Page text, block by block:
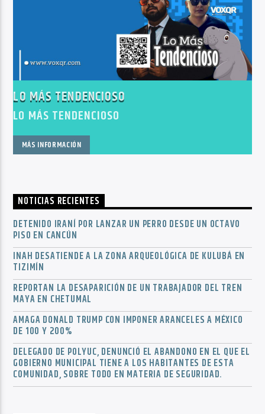
LO MÁS TENDENCIOSO
LO MÁS TENDENCIOSO
MÁS INFORMACIÓN
NOTICIAS RECIENTES
DETENIDO IRANÍ POR LANZAR UN PERRO DESDE UN OCTAVO
PISO EN CANCÚN
INAH DESATIENDE A LA ZONA ARQUEOLÓGICA DE KULUBÁ EN
TIZIMÍN
REPORTAN LA DESAPARICIÓN DE UN TRABAJADOR DEL TREN
MAYA EN CHETUMAL
AMAGA DONALD TRUMP CON IMPONER ARANCELES A MÉXICO
DE 100 Y 200%
DELEGADO DE POLYUC, DENUNCIÓ EL ABANDONO EN EL QUE EL
GOBIERNO MUNICIPAL TIENE A LOS HABITANTES DE ESTA
COMUNIDAD, SOBRE TODO EN MATERIA DE SEGURIDAD.